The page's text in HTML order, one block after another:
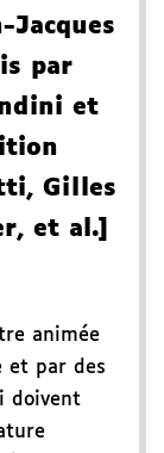
Jacques
par
et
Gilles
et al.]
animée
et par des
doivent